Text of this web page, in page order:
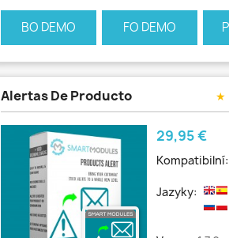
BO DEMO FO DEMO
Alertas De Producto ★
Cena
29,95 €
Kompatibilní:
Jazyky: